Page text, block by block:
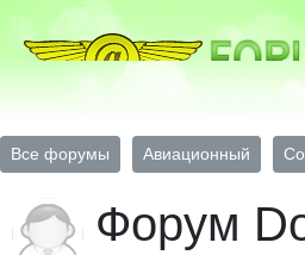
Все форумы Авиационный
Форум